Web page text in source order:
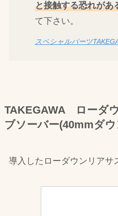
と接触する恐れがあ
て下さい。
スペシャルパーツ
TAKEGAWA ローダ
ブソーバー(40mmダウ
導入したローダウンリアサ